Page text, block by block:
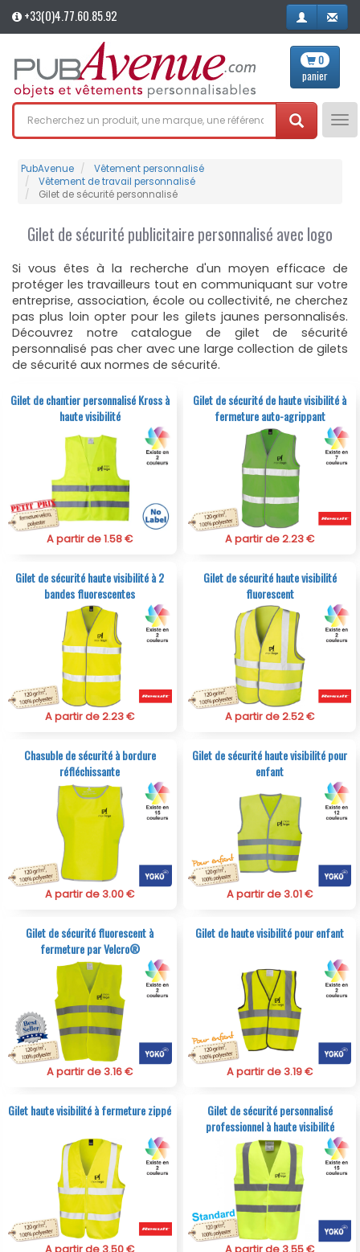
+33(0)4.77.60.85.92
0
panier
PubAvenue
Vêtement personnalisé
Vêtement de travail personnalisé
Gilet de sécurité personnalisé
Gilet de sécurité publicitaire personnalisé avec logo
Si vous êtes à la recherche d'un moyen efficace de
protéger les travailleurs tout en communiquant sur votre
entreprise, association, école ou collectivité, ne cherchez
pas plus loin opter pour les gilets jaunes personnalisés.
Découvrez notre catalogue de gilet de sécurité
personnalisé pas cher avec une large collection de gilets
de sécurité aux normes de sécurité.
Gilet de chantier personnalisé Kross à
haute visibilité
A partir de 1.58 €
Gilet de sécurité de haute visibilité à
fermeture auto-agrippant
A partir de 2.23 €
Gilet de sécurité haute visibilité à 2
bandes fluorescentes
A partir de 2.23 €
Gilet de sécurité haute visibilité
fluorescent
A partir de 2.52 €
Chasuble de sécurité à bordure
réfléchissante
A partir de 3.00 €
Gilet de sécurité haute visibilité pour
enfant
A partir de 3.01 €
Gilet de sécurité fluorescent à
fermeture par Velcro®
A partir de 3.16 €
Gilet de haute visibilité pour enfant
A partir de 3.19 €
Gilet haute visibilité à fermeture zippé
A partir de 3.50 €
Gilet de sécurité personnalisé
professionnel à haute visibilité
A partir de 3.55 €